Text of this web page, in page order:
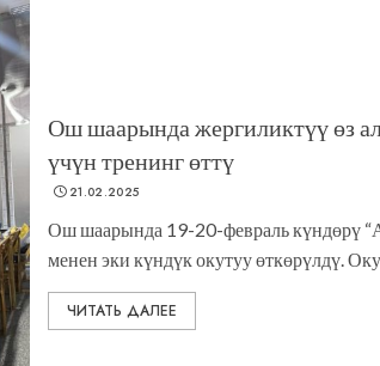
Ош шаарында жергиликтүү өз
үчүн тренинг өттү
21.02.2025
Ош шаарында 19-20-февраль күндөрү
менен эки күндүк окутуу өткөрүлдү.
ЧИТАТЬ ДАЛЕЕ